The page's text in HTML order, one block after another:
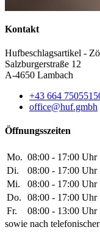
Kontakt
Hufbeschlagsartikel -
Salzburgerstraße 12
A-4650 Lambach
+43 664
office@huf.gmbh
Öffnungsszeiten
Mo. 08:00 - 17:00 Uhr
Di.
08:00 - 17:00 Uhr
Mi.
08:00 - 17:00 Uhr
Do.
08:00 - 17:00 Uhr
Fr.
08:00 - 13:00 Uhr
sowie nach